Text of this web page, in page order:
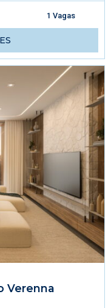
1 Vagas
Verenna